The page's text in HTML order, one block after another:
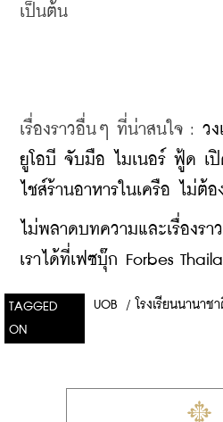
เป็นต้น
เรื่องราวอื่นๆ ที่น่าสนใจ : ว
ยูโอบี จับมือ ไมเนอร์ ฟู้ด เ
ไชส์ร้านอาหารในเครือ ไม่ต้
ไม่พลาดบทความและเรื่องร
เราได้ที่เฟซบุ๊ก Forbes
TAGGED
ON
UOB / โรงเรียนนานาช